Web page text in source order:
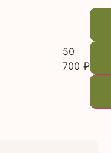
50
700 ₽